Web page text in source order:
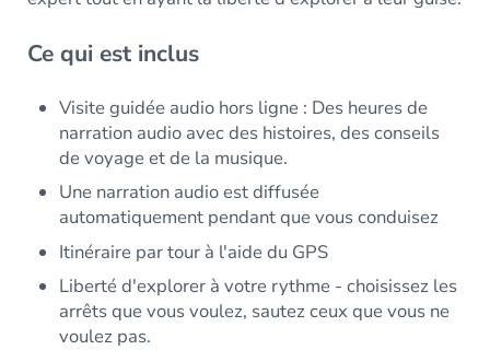
Ce qui est inclus
Visite guidée audio hors ligne : Des heures de
narration audio avec des histoires, des conseils
de voyage et de la musique.
Une narration audio est diffusée
automatiquement pendant que vous conduisez
Itinéraire par tour à l'aide du GPS
Liberté d'explorer à votre rythme - choisissez les
arrêts que vous voulez, sautez ceux que vous ne
voulez pas.